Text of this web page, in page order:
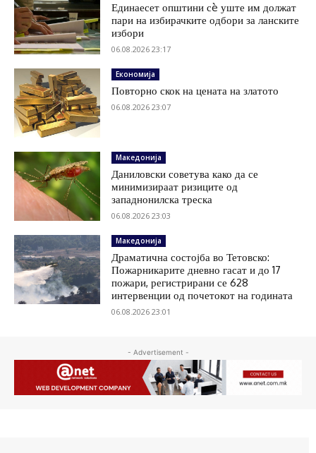
Единаесет општини сè уште им должат
пари на избирачките одбори за ланските
избори
06.08.2026 23:17
Економија
Повторно скок на цената на златото
06.08.2026 23:07
Македонија
Даниловски советува како да се
минимизираат ризиците од
западнонилска треска
06.08.2026 23:03
Македонија
Драматична состојба во Тетовско:
Пожарникарите дневно гасат и до 17
пожари, регистрирани се 628
интервенции од почетокот на годината
06.08.2026 23:01
- Advertisement -